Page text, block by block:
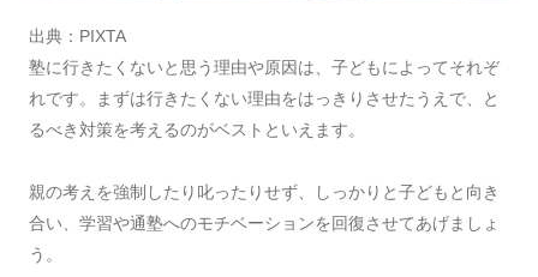
出典： PIXTA
塾に行きたくないと思う理由や原因は、子どもによってそれぞ
れです。まずは行きたくない理由をはっきりさせたうえで、と
るべき対策を考えるのがベストといえます。
親の考えを強制したり叱ったりせず、しっかりと子どもと向き
合い、学習や通塾へのモチベーションを回復させてあげましょ
う。